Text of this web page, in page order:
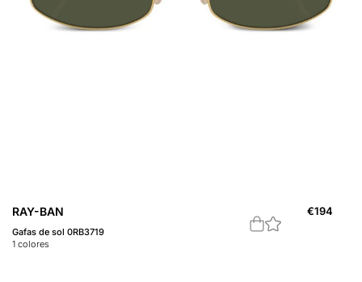
RAY-BAN
Gafas de sol 0RB3719
1 colores
€194